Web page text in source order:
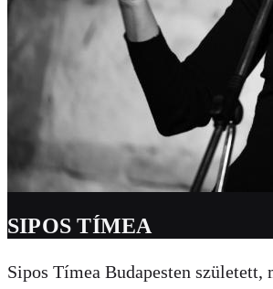
SIPOS TÍMEA
Sipos Tímea Budapesten született,